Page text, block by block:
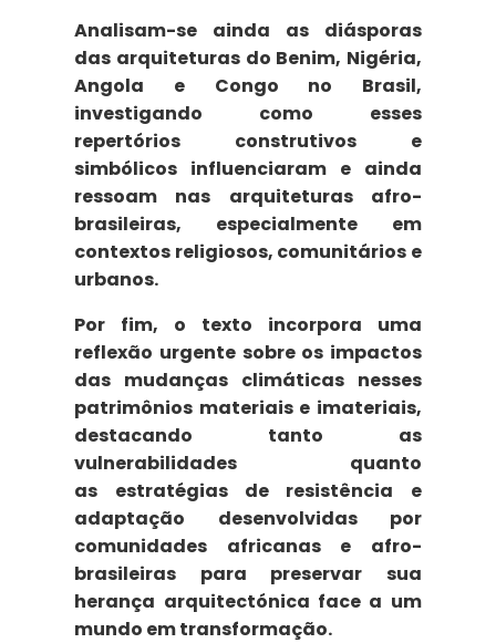
Analisam-se ainda as
diásporas
das arquiteturas do Benim, Nigéria,
Angola e Congo no Brasil,
investigando como esses
repertórios construtivos e
simbólicos influenciaram e ainda
ressoam nas
arquiteturas afro-
brasileiras, especialmente em
contextos religiosos, comunitários e
urbanos.
Por fim, o texto incorpora uma
reflexão urgente sobre os impactos
das mudanças climáticas nesses
patrimônios materiais e imateriais,
destacando tanto as
vulnerabilidades quanto
as
estratégias de resistência e
adaptação desenvolvidas por
comunidades africanas e afro-
brasileiras para preservar sua
herança arquitectónica face a um
mundo em transformação.